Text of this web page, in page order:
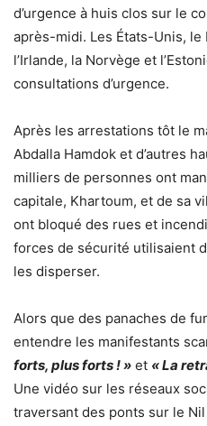
d’urgence à huis clos sur le
après-midi. Les États-Unis, le
l’Irlande, la Norvège et
consultations d’urgence.
Après les arrestations tôt le
Abdalla Hamdok et d’autres
milliers de personnes ont
capitale, Khartoum, et de sa
ont bloqué des rues et
forces de sécurité utilisaient
les disperser.
Alors que des panaches de
entendre les manifestants
forts, plus forts ! » et « La
Une vidéo sur les réseaux
traversant des ponts sur le Nil